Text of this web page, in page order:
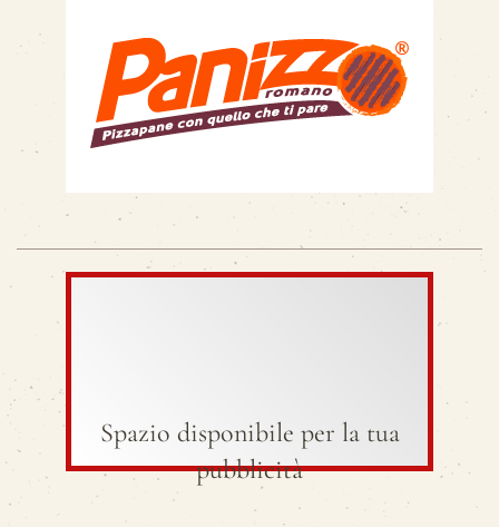
Spazio disponibile per la tua
pubblicità